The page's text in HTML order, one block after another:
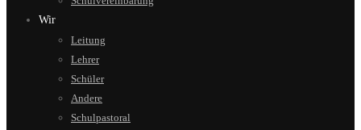
Wir
Leitung
Lehrer
Schüler
Andere
Schulpastoral